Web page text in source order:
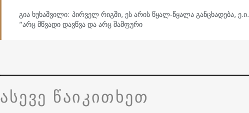
გია ხუხაშვილი: პირველ რიგში, ეს არის წყალ-წყალა განცხადება, ე.ი.
“არც მწვადი დავწვა და არც შამფური
ასევე წაიკითხეთ